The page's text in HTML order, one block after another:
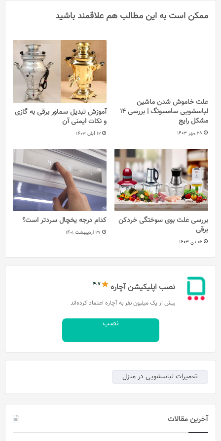
ممکن است به این مطالب هم علاقمند باشید
علت خاموش شدن ماشین
لباسشویی سامسونگ | بررسی 14
مشکل رایج
28 مهر 1403
آموزش تبدیل سماور برقی به گازی
و نکات ایمنی آن
12 آبان 1403
بررسی علت بوی سوختگی خردکن
برقی
02 دی 1403
کدام درجه یخچال سردتر است؟
27 اردیبهشت 1401
نصب اپلیکیشن آچاره
بیش از یک میلیون نفر به آچاره اعتماد کرده‌اند
نصب
تعمیرات لباسشویی در منزل
آخرین مقالات